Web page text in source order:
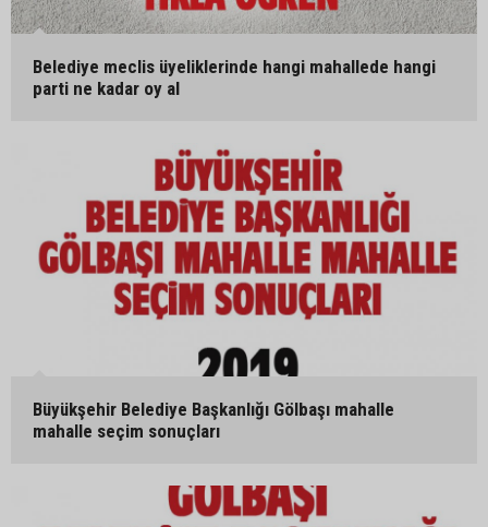
Belediye meclis üyeliklerinde hangi mahallede hangi
parti ne kadar oy al
Büyükşehir Belediye Başkanlığı Gölbaşı mahalle
mahalle seçim sonuçları